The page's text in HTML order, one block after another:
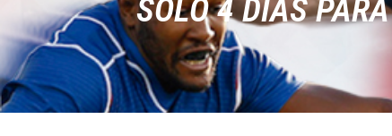
SOLO 4 DÍ­AS